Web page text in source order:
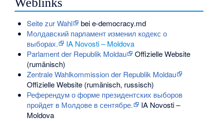
Weblinks
Seite zur Wahl
bei e-democracy.md
Молдавский парламент изменил кодекс о
выборах.
IA Novosti – Moldova
Parlament der Republik Moldau
Offizielle Website
(rumänisch)
Zentrale Wahlkommission der Republik Moldau
Offizielle Website (rumänisch, russisch)
Референдум о форме президентских выборов
пройдет в Молдове в сентябре.
IA Novosti –
Moldova